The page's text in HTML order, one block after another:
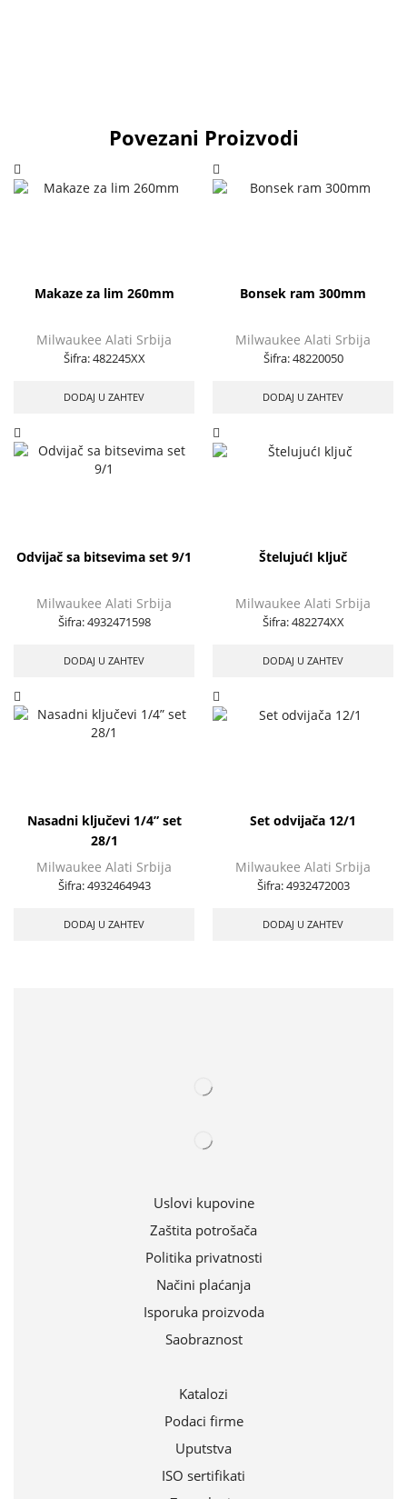
Povezani Proizvodi
Makaze za lim 260mm
Milwaukee Alati Srbija
Šifra:482245XX
DODAJ U ZAHTEV
Bonsek ram 300mm
Milwaukee Alati Srbija
Šifra:48220050
DODAJ U ZAHTEV
Odvijač sa bitsevima set 9/1
Milwaukee Alati Srbija
Šifra:4932471598
DODAJ U ZAHTEV
ŠtelujućI ključ
Milwaukee Alati Srbija
Šifra:482274XX
DODAJ U ZAHTEV
Nasadni ključevi 1/4” set
28/1
Milwaukee Alati Srbija
Šifra:4932464943
DODAJ U ZAHTEV
Set odvijača 12/1
Milwaukee Alati Srbija
Šifra:4932472003
DODAJ U ZAHTEV
Uslovi kupovine
Zaštita potrošača
Politika privatnosti
Načini plaćanja
Isporuka proizvoda
Saobraznost
Katalozi
Podaci firme
Uputstva
ISO sertifikati